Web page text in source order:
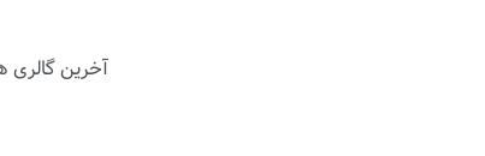
آخرین گالری